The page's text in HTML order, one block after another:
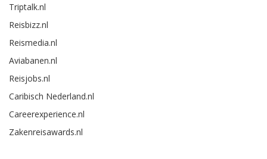
Triptalk.nl
Reisbizz.nl
Reismedia.nl
Aviabanen.nl
Reisjobs.nl
Caribisch Nederland.nl
Careerexperience.nl
Zakenreisawards.nl